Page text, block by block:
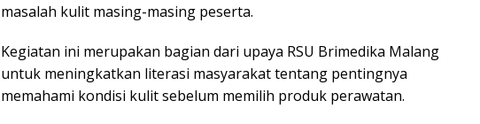
masalah kulit masing-masing peserta.
Kegiatan ini merupakan bagian dari upaya RSU Brimedika Malang
untuk meningkatkan literasi masyarakat tentang pentingnya
memahami kondisi kulit sebelum memilih produk perawatan.